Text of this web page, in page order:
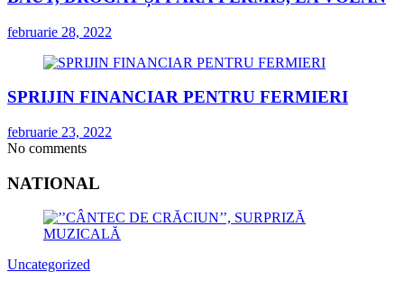
februarie 28, 2022
SPRIJIN FINANCIAR PENTRU FERMIERI
februarie 23, 2022
No comments
NATIONAL
Uncategorized